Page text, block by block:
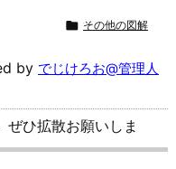
 その他の図解
by でじけろお@管理人
ひ拡散お願いしま